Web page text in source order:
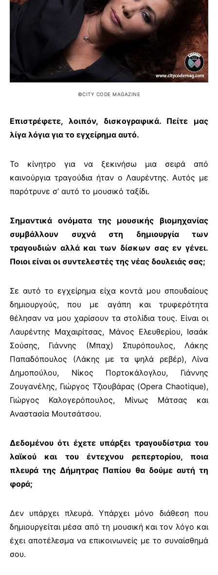
©CITY CODE MAGAZINE
Επιστρέφετε, λοιπόν, δισκογραφικά. Πείτε μας
λίγα λόγια για το εγχείρημα αυτό.
Το κίνητρο για να ξεκινήσω μια σειρά από
καινούργια τραγούδια ήταν ο Λαυρέντης. Αυτός με
παρότρυνε σ’ αυτό το μουσικό ταξίδι.
Σημαντικά ονόματα της μουσικής βιομηχανίας
συμβάλλουν συχνά στη δημιουργία των
τραγουδιών αλλά και των δίσκων σας εν γένει.
Ποιοι είναι οι συντελεστές της νέας δουλειάς σας;
Σε αυτό το εγχείρημα είχα κοντά μου σπουδαίους
δημιουργούς, που με αγάπη και τρυφερότητα
θέλησαν να μου χαρίσουν τα στολίδια τους. Είναι οι
Λαυρέντης Μαχαιρίτσας, Μάνος Ελευθερίου, Ισαάκ
Σούσης, Γιάννης (Μπαχ) Σπυρόπουλος, Λάκης
Παπαδόπουλος (Λάκης με τα ψηλά ρεβέρ), Λίνα
Δημοπούλου, Νίκος Πορτοκάλογλου, Γιάννης
Ζουγανέλης, Γιώργος Τζιουβάρας (Opera Chaotique),
Γιώργος Καλογερόπουλος, Μίνως Μάτσας και
Αναστασία Μουτσάτσου.
Δεδομένου ότι έχετε υπάρξει τραγουδίστρια του
λαϊκού και του έντεχνου ρεπερτορίου, ποια
πλευρά της Δήμητρας Παπίου θα δούμε αυτή τη
φορά;
Δεν υπάρχει πλευρά. Υπάρχει μόνο διάθεση που
δημιουργείται μέσα από τη μουσική και τον λόγο και
έχει αποτέλεσμα να επικοινωνείς με το συναίσθημά
σου.